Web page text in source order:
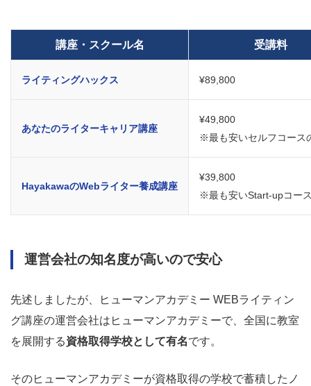
講座・スクール名 受講料
ライティングハックス ¥89,800
あなたのライターキャリア講座
¥49,800
※最も安いセルフコース
HayakawaのWebライター養成講座
¥39,800
※最も安いStart-upコー
運営会社の知名度が高いので安心
先述しましたが、ヒューマンアカデミー WEBライティン
グ講座の運営会社はヒューマンアカデミーで、全国に教室
を展開する資格取得学校として有名です。
そのヒューマンアカデミーが資格取得の学校で蓄積したノ